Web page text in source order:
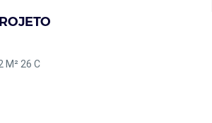
M² 26 C